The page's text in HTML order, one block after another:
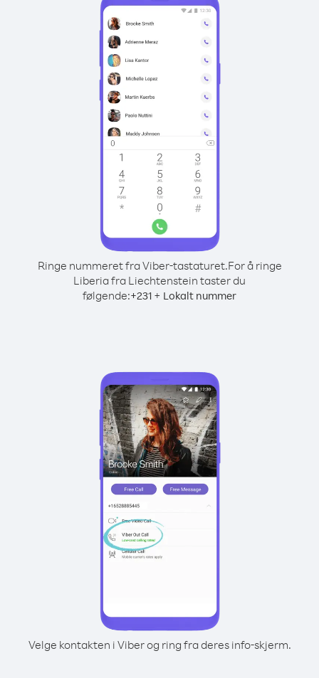
Ringe nummeret fra Viber-tastaturet.For å ringe
Liberia fra Liechtenstein taster du
følgende:+231 + Lokalt nummer
Velge kontakten i Viber og ring fra deres info-skjerm.